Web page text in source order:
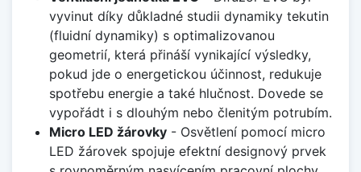
vyvinut díky důkladné studii dynamiky tekutin
(fluidní dynamiky) s optimalizovanou
geometrií, která přináší vynikající výsledky,
pokud jde o energetickou účinnost, redukuje
spotřebu energie a také hlučnost. Dovede se
vypořádt i s dlouhým nebo členitým potrubím.
Micro LED žárovky- Osvětlení pomocí micro
LED žárovek spojuje efektní designový prvek